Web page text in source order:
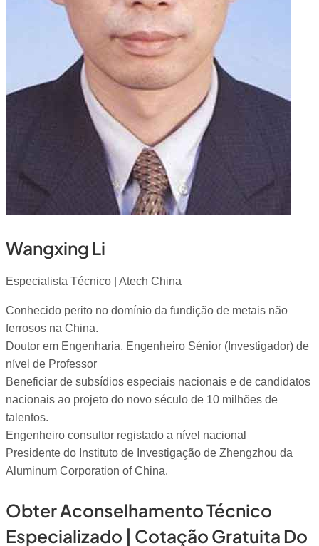
Wangxing Li
Especialista Técnico | Atech China
Conhecido perito no domínio da fundição de metais não
ferrosos na China.
Doutor em Engenharia, Engenheiro Sénior (Investigador) de
nível de Professor
Beneficiar de subsídios especiais nacionais e de candidatos
nacionais ao projeto do novo século de 10 milhões de
talentos.
Engenheiro consultor registado a nível nacional
Presidente do Instituto de Investigação de Zhengzhou da
Aluminum Corporation of China.
Obter Aconselhamento Técnico
Especializado | Cotação Gratuita Do